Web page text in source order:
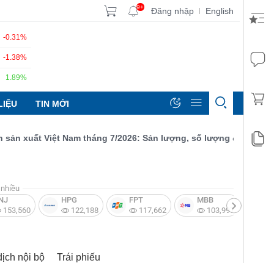
9+ Đăng nhập | English
-0.31%
-1.38%
1.89%
TIN MỚI
xuất Việt Nam tháng 7/2026: Sản lượng, số lượng đơn đặt
153,560
HPG
122,188
FPT
117,662
MBB
103,997
nội bộ Trái phiếu